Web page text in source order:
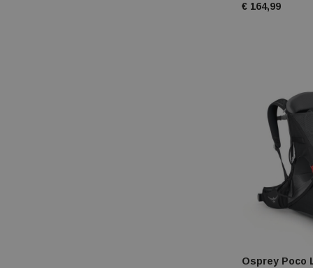
€ 164,99
Osprey Poco